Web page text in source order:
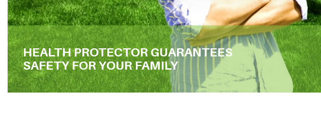
HEALTH PROTECTOR GUARANTEES
SAFETY FOR YOUR FAMILY